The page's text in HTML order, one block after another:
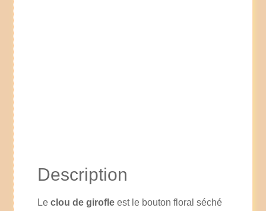
Description
Leclou de girofle est le bouton floral séché